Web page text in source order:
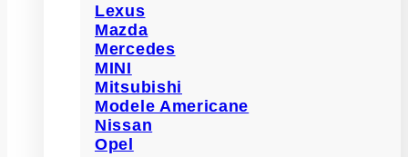
Lexus
Mazda
Mercedes
MINI
Mitsubishi
Modele Americane
Nissan
Opel